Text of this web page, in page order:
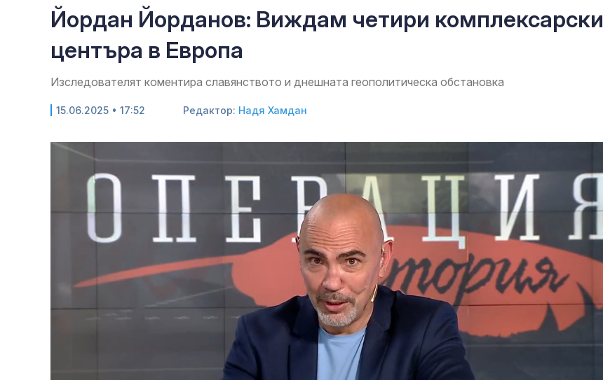
Йордан Йорданов: Виждам четири комплексарски
центъра в Европа
Изследователят коментира славянството и днешната геополитическа обстановка
15.06.2025 • 17:52 Редактор: Надя Хамдан